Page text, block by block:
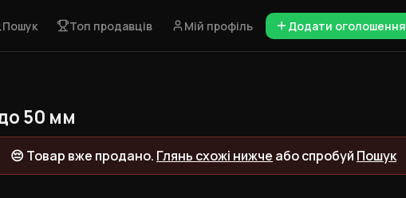
Пошук Топ продавців Мій профіль Додати оголошення
50 мм
😔 Товар вже продано. Глянь схожі нижче або спробуй Пошук